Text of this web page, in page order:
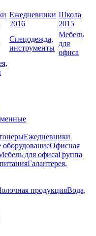
Ежедневники
2016
Школа
2015
Спецодежда,
инструменты
Мебель
для
офиса
Ежедневники
Офисная
для офисаГруппа
Галантерея,
продукцияВода,